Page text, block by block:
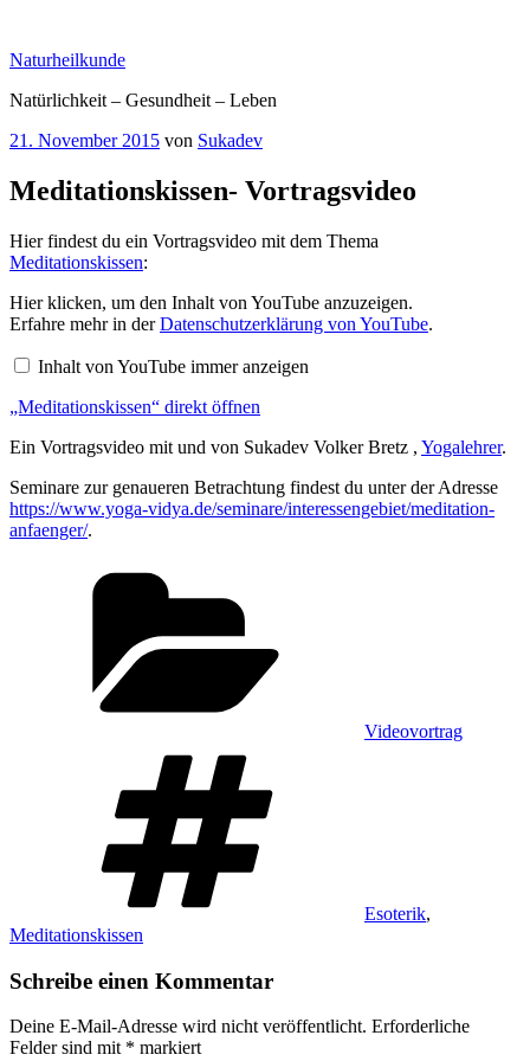
springen
Naturheilkunde
Natürlichkeit – Gesundheit – Leben
Veröffentlicht
21. November 2015 von Sukadev
Meditationskissen- Vortragsvideo
Hier findest du ein Vortragsvideo mit dem Thema
Meditationskissen:
„Meditationskissen“
von
YouTube
Hier klicken, um den Inhalt von YouTube anzuzeigen.
Erfahre mehr in derDatenschutzerklärung von YouTube.
Inhalt von YouTube immer anzeigen
„Meditationskissen“ direkt öffnen
Ein Vortragsvideo mit und von Sukadev Volker Bretz , Yogalehrer.
Seminare zur genaueren Betrachtung findest du unter der Adresse
https://www.yoga-vidya.de/seminare/interessengebiet/meditation-
anfaenger/.
Videovortrag
Esoterik,
Meditationskissen
Schreibe einen Kommentar
Deine E-Mail-Adresse wird nicht veröffentlicht. Erforderliche
Felder sind mit * markiert